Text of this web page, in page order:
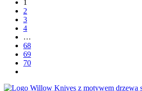
1
2
3
4
…
68
69
70